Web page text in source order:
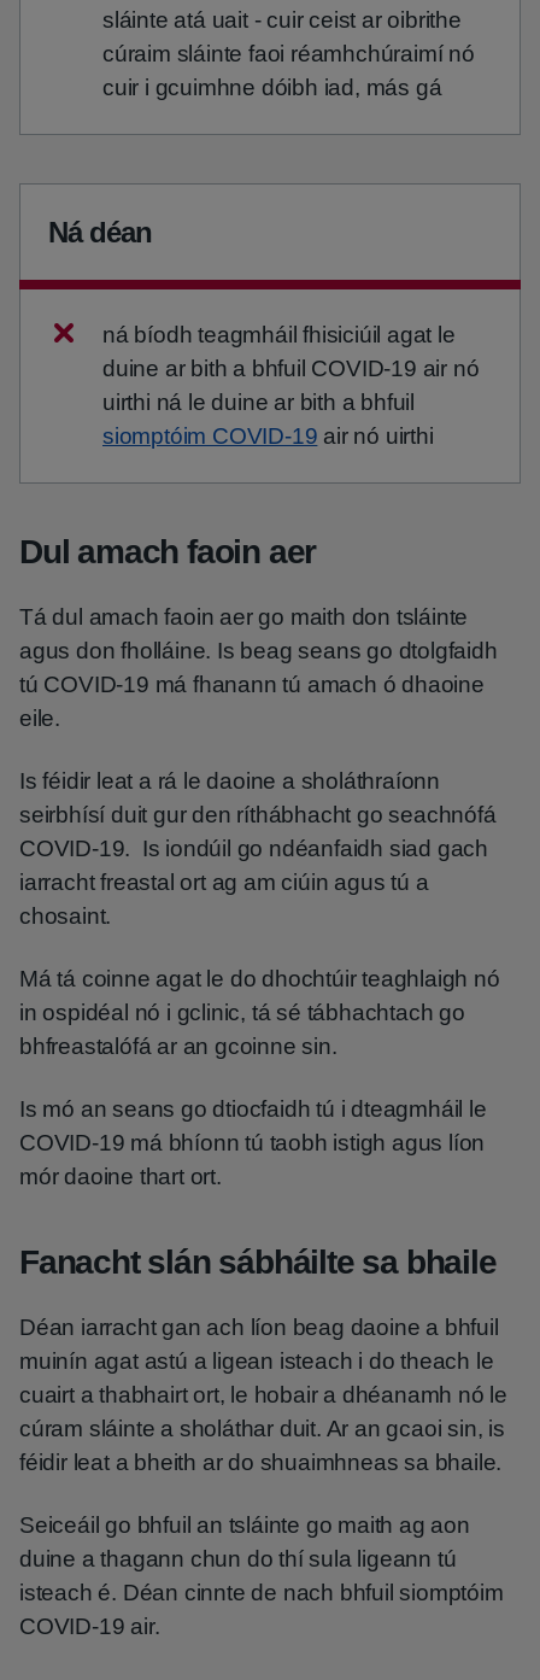
sláinte atá uait - cuir ceist ar oibrithe
cúraim sláinte faoi réamhchúraimí nó
cuir i gcuimhne dóibh iad, más gá
Ná déan
ná bíodh teagmháil fhisiciúil agat le
duine ar bith a bhfuil COVID-19 air nó
uirthi ná le duine ar bith a bhfuil
siomptóim COVID-19 air nó uirthi
Dul amach faoin aer
Tá dul amach faoin aer go maith don tsláinte
agus don fholláine. Is beag seans go dtolgfaidh
tú COVID-19 má fhanann tú amach ó dhaoine
eile.
Is féidir leat a rá le daoine a sholáthraíonn
seirbhísí duit gur den ríthábhacht go seachnófá
COVID-19. Is iondúil go ndéanfaidh siad gach
iarracht freastal ort ag am ciúin agus tú a
chosaint.
Má tá coinne agat le do dhochtúir teaghlaigh nó
in ospidéal nó i gclinic, tá sé tábhachtach go
bhfreastalófá ar an gcoinne sin.
Is mó an seans go dtiocfaidh tú i dteagmháil le
COVID-19 má bhíonn tú taobh istigh agus líon
mór daoine thart ort.
Fanacht slán sábháilte sa bhaile
Déan iarracht gan ach líon beag daoine a bhfuil
muinín agat astú a ligean isteach i do theach le
cuairt a thabhairt ort, le hobair a dhéanamh nó le
cúram sláinte a sholáthar duit. Ar an gcaoi sin, is
féidir leat a bheith ar do shuaimhneas sa bhaile.
Seiceáil go bhfuil an tsláinte go maith ag aon
duine a thagann chun do thí sula ligeann tú
isteach é. Déan cinnte de nach bhfuil siomptóim
COVID-19 air.